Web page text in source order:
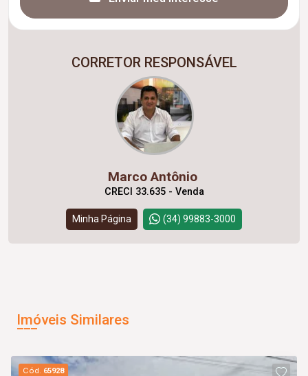
CORRETOR RESPONSÁVEL
Marco Antônio
CRECI 33.635 - Venda
Minha Página (34) 99883-3000
Imóveis Similares
Cód. 65928